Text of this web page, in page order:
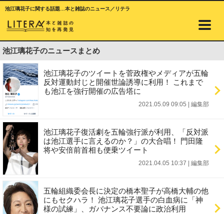
池江璃花子に関する話題…本と雑誌のニュース／リテラ
池江璃花子のニュースまとめ
池江璃花子のツイートを菅政権やメディアが五輪
反対運動封じと開催世論誘導に利用！ これまで
も池江を強行開催の広告塔に
2021.05.09 09:05 編集部
池江璃花子復活劇を五輪強行派が利用、「反対派
は池江選手に言えるのか？」の大合唱！ 門田隆
将や安倍前首相も便乗ツイート
2021.04.05 10:37 編集部
五輪組織委会長に決定の橋本聖子が高橋大輔の他
にもセクハラ！ 池江璃花子選手の白血病に「神
様の試練」、ガバナンス不要論に政治利用